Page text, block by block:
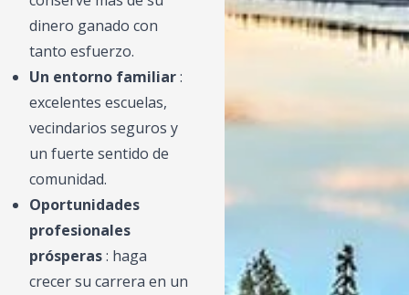
dinero ganado con
tanto esfuerzo.
Un entorno familiar:
excelentes escuelas,
vecindarios seguros y
un fuerte sentido de
comunidad.
Oportunidades
profesionales
prósperas: haga
crecer su carrera en un